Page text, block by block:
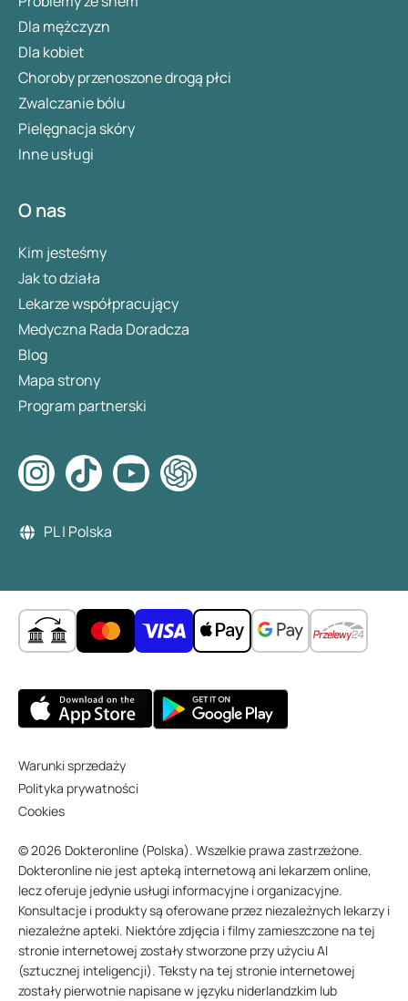
Dla mężczyzn
Dla kobiet
Choroby przenoszone drogą płci
Zwalczanie bólu
Pielęgnacja skóry
Inne usługi
O nas
Kim jesteśmy
Jak to działa
Lekarze współpracujący
Medyczna Rada Doradcza
Blog
Mapa strony
Program partnerski
PL | Polska
Warunki sprzedaży
Polityka prywatności
Cookies
© 2026 Dokteronline (Polska). Wszelkie prawa zastrzeżone.
Dokteronline nie jest apteką internetową ani lekarzem online,
lecz oferuje jedynie usługi informacyjne i organizacyjne.
Konsultacje i produkty są oferowane przez niezależnych lekarzy i
niezależne apteki. Niektóre zdjęcia i filmy zamieszczone na tej
stronie internetowej zostały stworzone przy użyciu AI
(sztucznej inteligencji). Teksty na tej stronie internetowej
zostały pierwotnie napisane w języku niderlandzkim lub